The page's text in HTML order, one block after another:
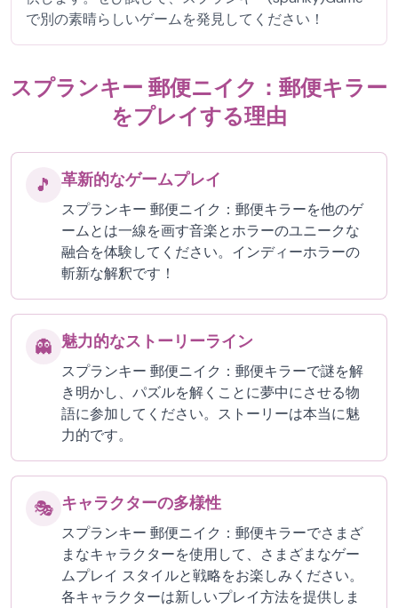
で別の素晴らしいゲームを発見してください！
スプランキー 郵便ニイク：郵便キラー
をプレイする理由
🎵 革新的なゲームプレイ
スプランキー 郵便ニイク：郵便キラーを他のゲ
ームとは一線を画す音楽とホラーのユニークな
融合を体験してください。インディーホラーの
斬新な解釈です！
👻 魅力的なストーリーライン
スプランキー 郵便ニイク：郵便キラーで謎を解
き明かし、パズルを解くことに夢中にさせる物
語に参加してください。ストーリーは本当に魅
力的です。
🎭 キャラクターの多様性
スプランキー 郵便ニイク：郵便キラーでさまざ
まなキャラクターを使用して、さまざまなゲー
ムプレイ スタイルと戦略をお楽しみください。
各キャラクターは新しいプレイ方法を提供しま